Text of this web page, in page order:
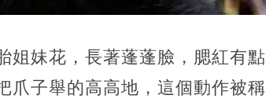
姐妹花，長著蓬蓬臉，腮紅有點
爪子舉的高高地，這個動作被稱